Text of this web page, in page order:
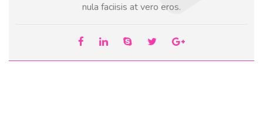
nula faciisis at vero eros.